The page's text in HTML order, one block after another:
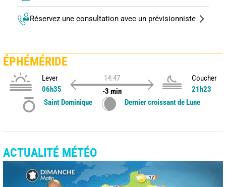
Réservez une consultation avec un prévisionniste
ÉPHÉMÉRIDE
Lever
06h35
14:47
-3 min
Coucher
21h23
Saint Dominique
Dernier croissant de Lune
ACTUALITÉ MÉTÉO